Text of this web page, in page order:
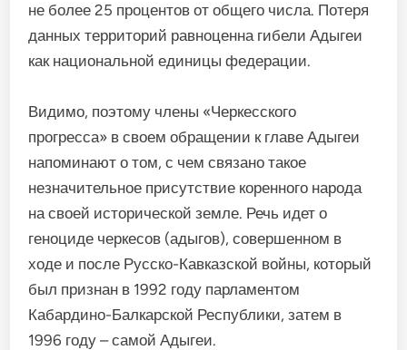
не более 25 процентов от общего числа. Потеря
данных территорий равноценна гибели Адыгеи
как национальной единицы федерации.
Видимо, поэтому члены «Черкесского
прогресса» в своем обращении к главе Адыгеи
напоминают о том, с чем связано такое
незначительное присутствие коренного народа
на своей исторической земле. Речь идет о
геноциде черкесов (адыгов), совершенном в
ходе и после Русско-Кавказской войны, который
был признан в 1992 году парламентом
Кабардино-Балкарской Республики, затем в
1996 году – самой Адыгеи.